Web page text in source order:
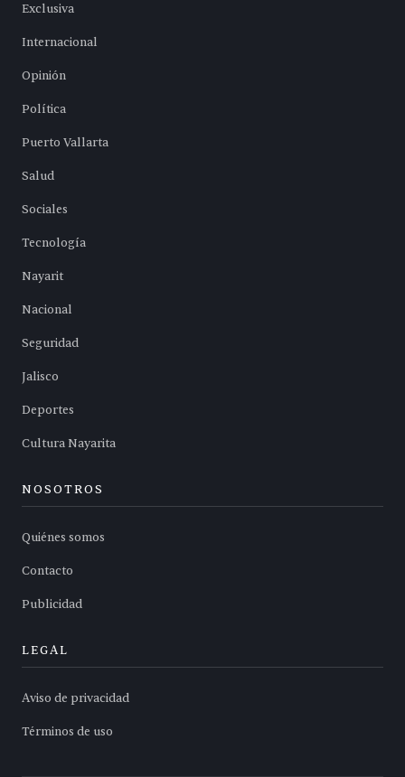
Exclusiva
Internacional
Opinión
Política
Puerto Vallarta
Salud
Sociales
Tecnología
Nayarit
Nacional
Seguridad
Jalisco
Deportes
Cultura Nayarita
NOSOTROS
Quiénes somos
Contacto
Publicidad
LEGAL
Aviso de privacidad
Términos de uso